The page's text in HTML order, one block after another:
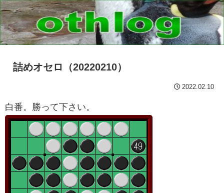
詰めオセロ（20220210）
2022.02.10
白番。勝って下さい。